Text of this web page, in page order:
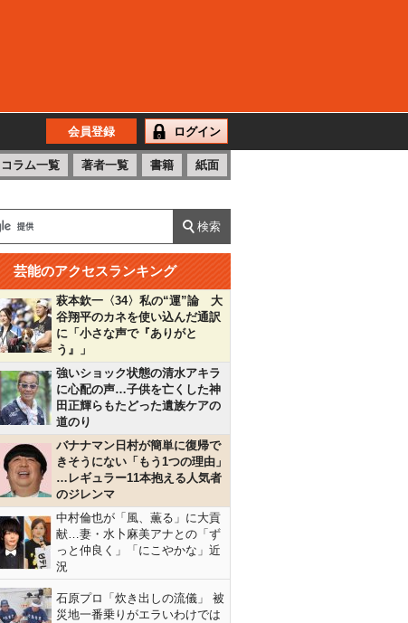
会員登録 ログイン
コラム一覧 著者一覧 書籍 紙面
芸能のアクセスランキング
萩本欽一〈34〉私の“運”論 大
谷翔平のカネを使い込んだ通訳
に「小さな声で『ありがと
う』」
強いショック状態の清水アキラ
に心配の声…子供を亡くした神
田正輝らもたどった遺族ケアの
道のり
バナナマン日村が簡単に復帰で
きそうにない「もう1つの理由」
…レギュラー11本抱える人気者
のジレンマ
中村倫也が「風、薫る」に大貢
献…妻・水卜麻美アナとの「ず
っと仲良く」「にこやかな」近
況
石原プロ「炊き出しの流儀」 被
災地一番乗りがエラいわけでは